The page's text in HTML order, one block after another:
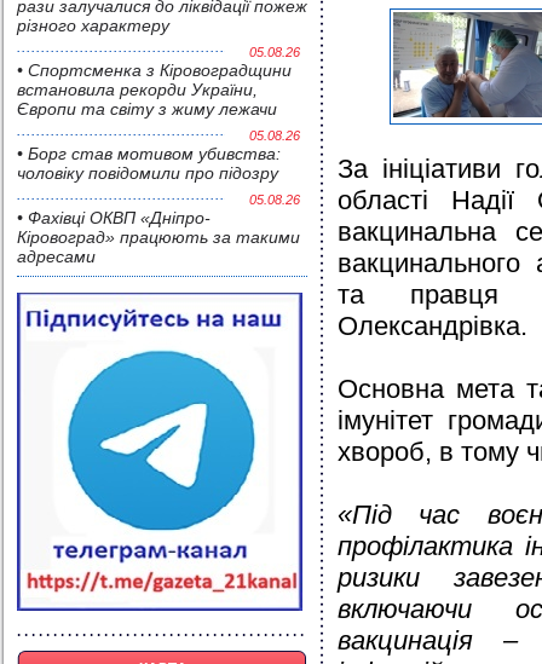
рази залучалися до ліквідації пожеж
різного характеру
05.08.26
• Спортсменка з Кіровоградщини
встановила рекорди України,
Європи та світу з жиму лежачи
05.08.26
• Борг став мотивом убивства:
чоловіку повідомили про підозру
05.08.26
• Фахівці ОКВП «Дніпро-
Кіровоград» працюють за такими
адресами
За ініціативи
області Надії
вакцинальна
та правця
Олександрівка.
Основна мета
імунітет
хвороб, в тому
«Під час
профілактика
ризики
включаючи
вакцинація